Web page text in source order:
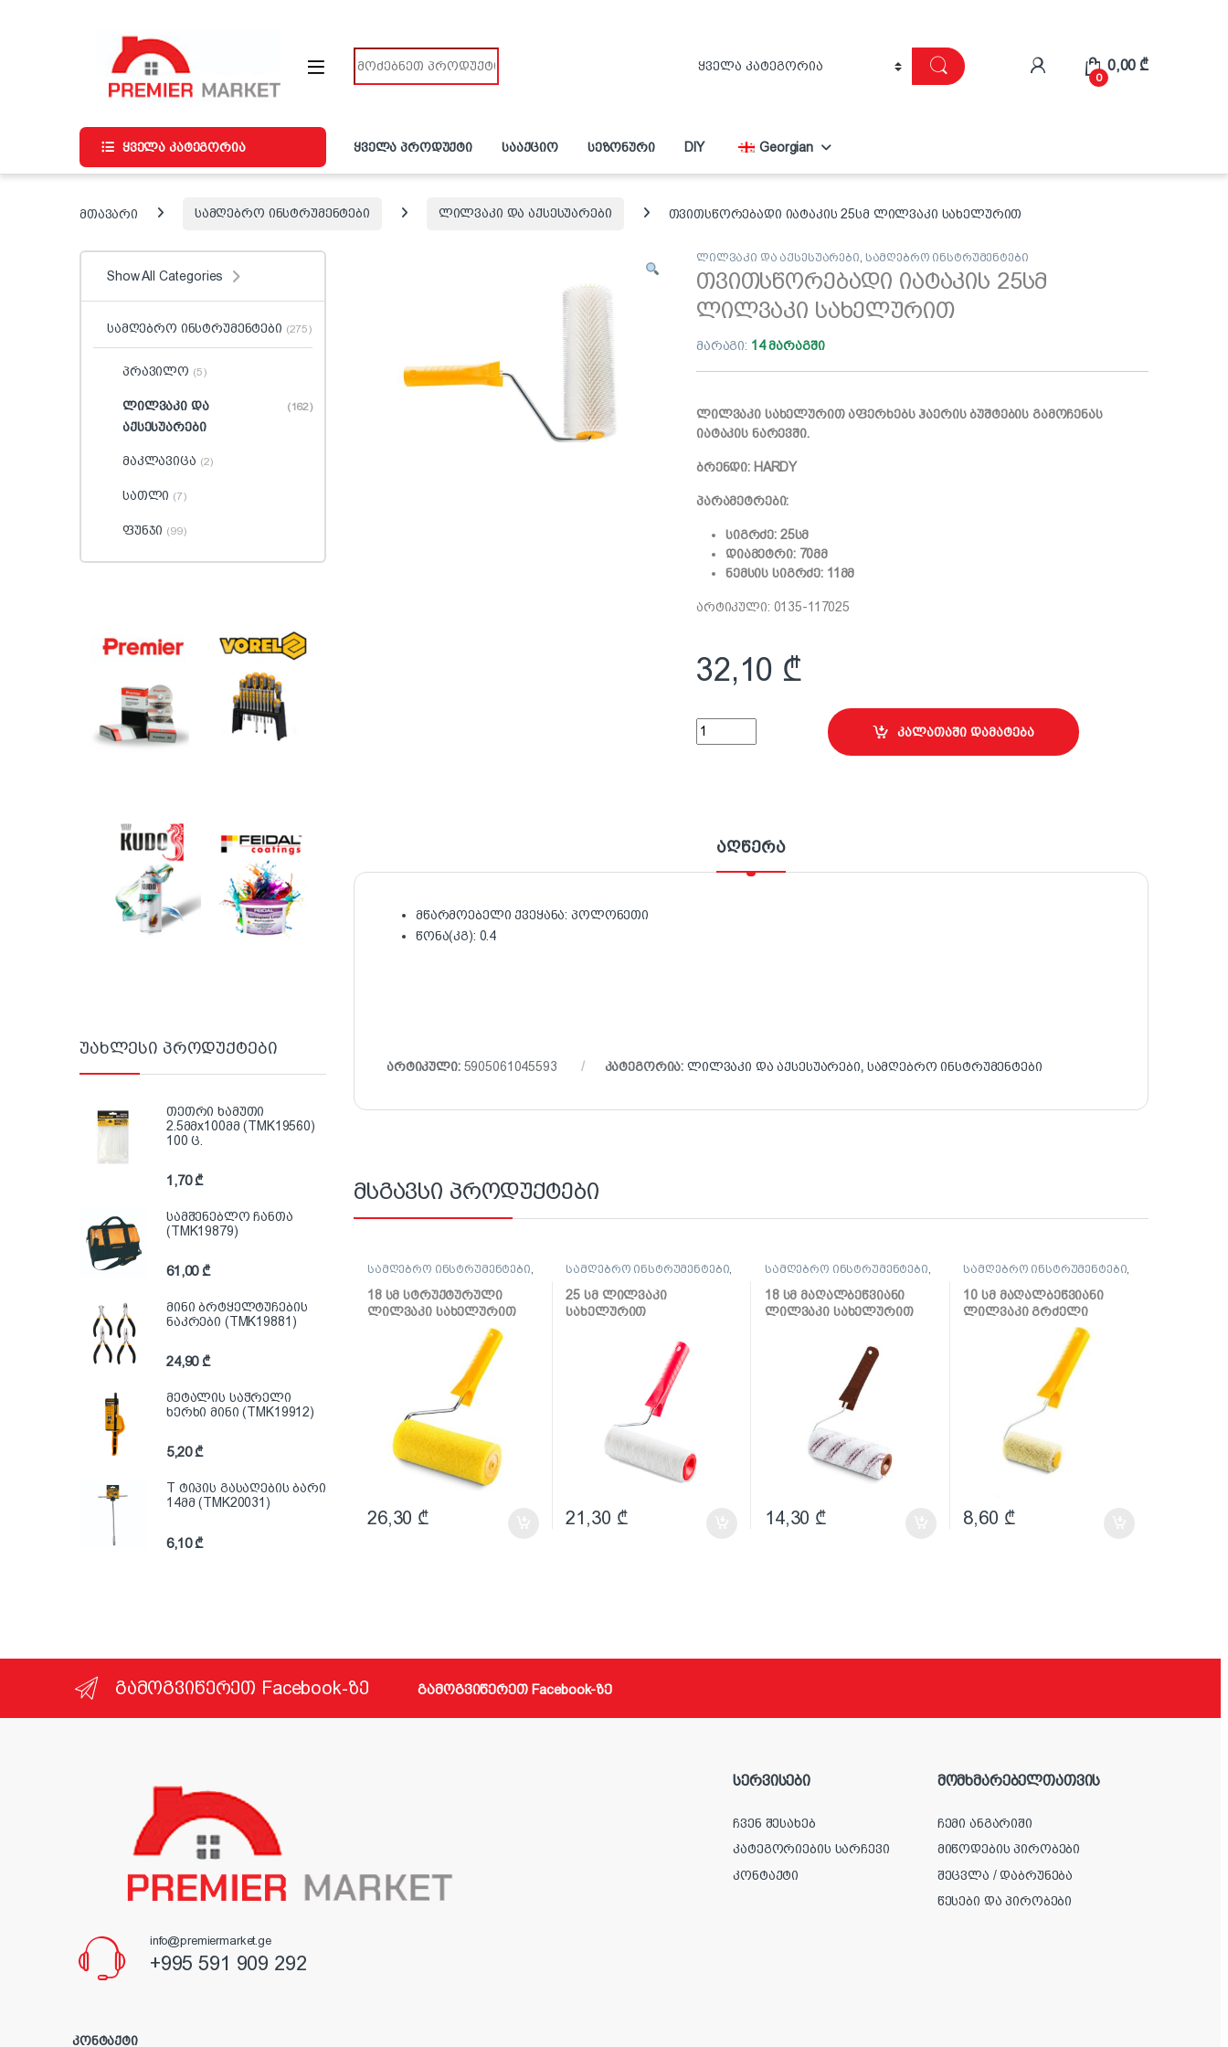
0
0,00 ₾
ყველა კატეგორია ყველა პროდუქტი სააქციო სეზონური DIY Georgian
მთავარი სამღებრო ინსტრუმენტები ლილვაკი და აქსესუარები თვითსწორებადი იატაკის 25სმ ლილვაკი სახელურით
ლილვაკი და აქსესუარები, სამღებრო ინსტრუმენტები
თვითსწორებადი იატაკის 25სმ
ლილვაკი სახელურით
მარაგი: 14 მარაგში
ლილვაკი სახელურით აფერხებს ჰაერის ბუშტების გამოჩენას
იატაკის ნარევში.
ბრენდი: HARDY
პარამეტრები:
სიგრძე: 25სმ
დიამეტრი: 70მმ
ნემსის სიგრძე: 11მმ
არტიკული: 0135-117025
32,10 ₾
თვითსწორებადი იატაკის 25სმ ლილვაკი სახელურით quantity
კალათაში დამატება
აღწერა
მწარმოებელი ქვეყანა: პოლონეთი
წონა(კგ): 0.4
არტიკული: 5905061045593 კატეგორია: ლილვაკი და აქსესუარები, სამღებრო ინსტრუმენტები
მსგავსი პროდუქტები
სამღებრო ინსტრუმენტები,
18 სმ სტრუქტურული
ლილვაკი სახელურით
26,30 ₾
სამღებრო ინსტრუმენტები,
25 სმ ლილვაკი
სახელურით
21,30 ₾
სამღებრო ინსტრუმენტები,
18 სმ მაღალბეწვიანი
ლილვაკი სახელურით
14,30 ₾
სამღებრო ინსტრუმენტები,
10 სმ მაღალბეწვიანი
ლილვაკი გრძელი
სახელურით Hardex
8,60 ₾
Show All Categories
სამღებრო ინსტრუმენტები (275)
პრავილო (5)
ლილვაკი და
აქსესუარები
(162)
მაკლავიცა (2)
სათლი (7)
ფუნჯი (99)
უახლესი პროდუქტები
თეთრი ხამუთი
2.5მმx100მმ (TMK19560)
100 ც.
1,70₾
სამშენებლო ჩანთა
(TMK19879)
61,00₾
მინი ბრტყელტუჩების
ნაკრები (TMK19881)
24,90₾
მეტალის საჭრელი
ხერხი მინი (TMK19912)
5,20₾
T ტიპის გასაღების ბარი
14მმ (TMK20031)
6,10₾
გამოგვიწერეთ Facebook-ზე გამოგვიწერეთ Facebook-ზე
info@premiermarket.ge
+995 591 909 292
კონტაქტი
სერვისები
ჩვენ შესახებ
კატეგორიების სარჩევი
კონტაქტი
მომხმარებელთათვის
ჩემი ანგარიში
მიწოდების პირობები
შეცვლა / დაბრუნება
წესები და პირობები